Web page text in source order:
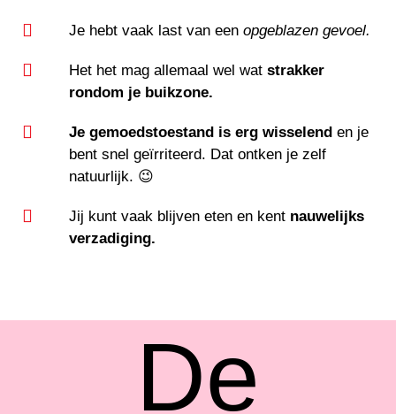
Je hebt vaak last van een opgeblazen gevoel.
Het het mag allemaal wel wat strakker
rondom je buikzone.
Je gemoedstoestand is erg wisselend en je
bent snel geïrriteerd. Dat ontken je zelf
natuurlijk. 😉
Jij kunt vaak blijven eten en kent nauwelijks
verzadiging.
De